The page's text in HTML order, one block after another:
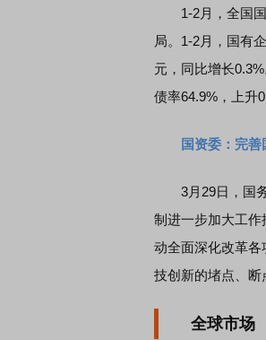
1-2月，全国国
局。1-2月，国有
元，同比增长
债率64.9%，上升
国资委：完
3月29日，国务
制进一步加大工
动全面深化改革
技创新的堵点、断
全球市场